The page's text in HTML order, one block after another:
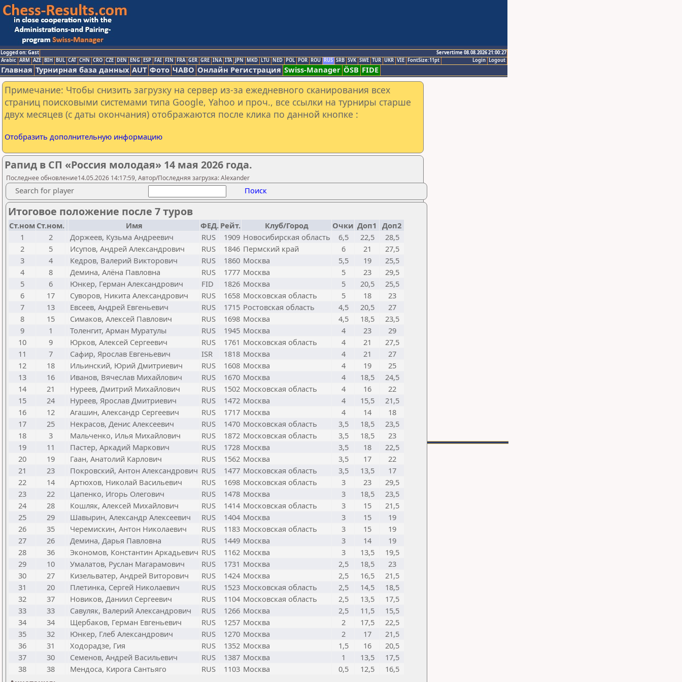
Logged on: Gast
Servertime 08.08.2026 21:00:27
Logout
Login
Arabic ARM AZE BIH BUL CAT CHN CRO CZE DEN ENG ESP FAI FIN FRA GER GRE INA ITA JPN MKD LTU NED POL POR ROU RUS SRB SVK SWE TUR UKR VIE FontSize:11pt
Главная Турнирная база данных AUT Фото ЧАВО Онлайн Регистрация Swiss-Manager ÖSB FIDE
Примечание: Чтобы снизить загрузку на сервер из-за ежедневного сканирования всех
страниц поисковыми системами типа Google, Yahoo и проч., все ссылки на турниры старше
двух месяцев (с даты окончания) отображаются после клика по данной кнопке :
Отобразить дополнительную информацию
Рапид в СП «Россия молодая» 14 мая 2026 года.
Последнее обновление14.05.2026 14:17:59, Автор/Последняя загрузка: Alexander
Search for player Поиск
Итоговое положение после 7 туров
Ст.ном Ст.ном. Имя ФЕД. Рейт. Клуб/Город Очки Доп1
Доп2
1
2 Доржеев, Кузьма Андреевич RUS 1909 Новосибирская область 6,5 22,5
28,5
2
5 Исупов, Андрей Александрович RUS 1846 Пермский край 6 21
27,5
3
4 Кедров, Валерий Викторович RUS 1860 Москва 5,5 19
25,5
4
8 Демина, Алёна Павловна RUS 1777 Москва 5 23
29,5
5
6 Юнкер, Герман Александрович FID 1826 Москва 5 20,5
25,5
6
17 Суворов, Никита Александрович RUS 1658 Московская область 5 18
23
7
13 Евсеев, Андрей Евгеньевич RUS 1715 Ростовская область 4,5 20,5
27
8
15 Симаков, Алексей Павлович RUS 1698 Москва 4,5 18,5
23,5
9
1 Толенгит, Арман Муратулы RUS 1945 Москва 4 23
29
10
9 Юрков, Алексей Сергеевич RUS 1761 Московская область 4 21
27,5
11
7 Сафир, Ярослав Евгеньевич ISR 1818 Москва 4 21
27
12
18 Ильинский, Юрий Дмитриевич RUS 1608 Москва 4 19
25
13
16 Иванов, Вячеслав Михайлович RUS 1670 Москва 4 18,5
24,5
14
21 Нуреев, Дмитрий Михайлович RUS 1502 Московская область 4 16
22
15
24 Нуреев, Ярослав Дмитриевич RUS 1472 Москва 4 15,5
21,5
16
12 Агашин, Александр Сергеевич RUS 1717 Москва 4 14
18
17
25 Некрасов, Денис Алексеевич RUS 1470 Московская область 3,5 18,5
23,5
18
3 Мальченко, Илья Михайлович RUS 1872 Московская область 3,5 18,5
23
19
11 Пастер, Аркадий Маркович RUS 1728 Москва 3,5 18
22,5
20
19 Гаан, Анатолий Карлович RUS 1562 Москва 3,5 17
22
21
23 Покровский, Антон Александрович RUS 1477 Московская область 3,5 13,5
17
22
14 Артюхов, Николай Васильевич RUS 1698 Московская область 3 23
29,5
23
22 Цапенко, Игорь Олегович RUS 1478 Москва 3 18,5
23,5
24
28 Кошляк, Алексей Михайлович RUS 1414 Московская область 3 15
21,5
25
29 Шавырин, Александр Алексеевич RUS 1404 Москва 3 15
19
26
35 Черемискин, Антон Николаевич RUS 1183 Московская область 3 15
19
27
26 Демина, Дарья Павловна RUS 1449 Москва 3 14
19
28
36 Экономов, Константин Аркадьевич RUS 1162 Москва 3 13,5
19,5
29
10 Умалатов, Руслан Магарамович RUS 1731 Москва 2,5 18,5
23
30
27 Кизельватер, Андрей Виторович RUS 1424 Москва 2,5 16,5
21,5
31
20 Плетинка, Сергей Николаевич RUS 1523 Московская область 2,5 14,5
18,5
32
37 Новиков, Даниил Сергеевич RUS 1104 Московская область 2,5 13,5
17,5
33
33 Савуляк, Валерий Александрович RUS 1266 Москва 2,5 11,5
15,5
34
34 Щербаков, Герман Евгеньевич RUS 1257 Москва 2 17,5
22,5
35
32 Юнкер, Глеб Александрович RUS 1270 Москва 2 17
21,5
36
31 Ходорадзе, Гия RUS 1352 Москва 1,5 16
20,5
37
30 Семенов, Андрей Васильевич RUS 1387 Москва 1 13,5
17,5
38
38 Мендоса, Кирога Сантьяго RUS 1103 Москва 0,5 12,5
16,5